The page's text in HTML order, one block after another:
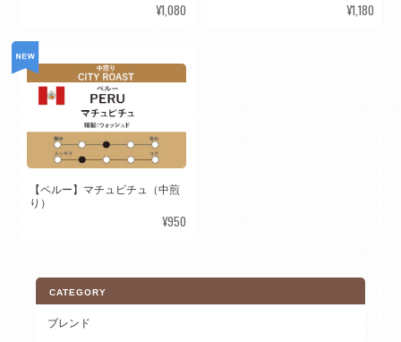
¥1,080 ¥1,180
【ペルー】マチュピチュ（中煎
り）
¥950
CATEGORY
ブレンド